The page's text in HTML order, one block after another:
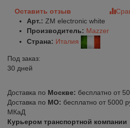
Оставить отзыв
Арт.: ZM electronic white
Производитель: Mazzer
Страна: Италия
Под заказ:
30 дней
Доставка по Москве: бесплатно от
Доставка по МО: бесплатно от 5000
МКаД
Курьером транспортной компании